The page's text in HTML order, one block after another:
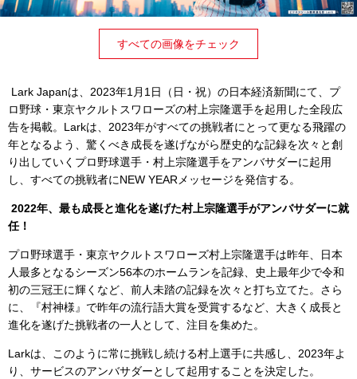
すべての画像をチェック
Lark Japanは、2023年1月1日（日・祝）の日本経済新聞にて、プ
ロ野球・東京ヤクルトスワローズの村上宗隆選手を起用した全段広
告を掲載。 Larkは、2023年がすべての挑戦者にとって更なる飛躍の
年となるよう、驚くべき成長を遂げながら歴史的な記録を次々と創
り出していくプロ野球選手・村上宗隆選手をアンバサダーに起用
し、すべての挑戦者にNEW YEARメッセージを発信する。
2022年、最も成長と進化を遂げた村上宗隆選手がアンバサダーに就
任！
プロ野球選手・東京ヤクルトスワローズ村上宗隆選手は昨年、日本
人最多となるシーズン56本のホームランを記録、史上最年少で令和
初の三冠王に輝くなど、前人未踏の記録を次々と打ち立てた。さら
に、『村神様』で昨年の流行語大賞を受賞するなど、大きく成長と
進化を遂げた挑戦者の一人として、注目を集めた。
Larkは、このように常に挑戦し続ける村上選手に共感し、2023年よ
り、サービスのアンバサダーとして起用することを決定した。